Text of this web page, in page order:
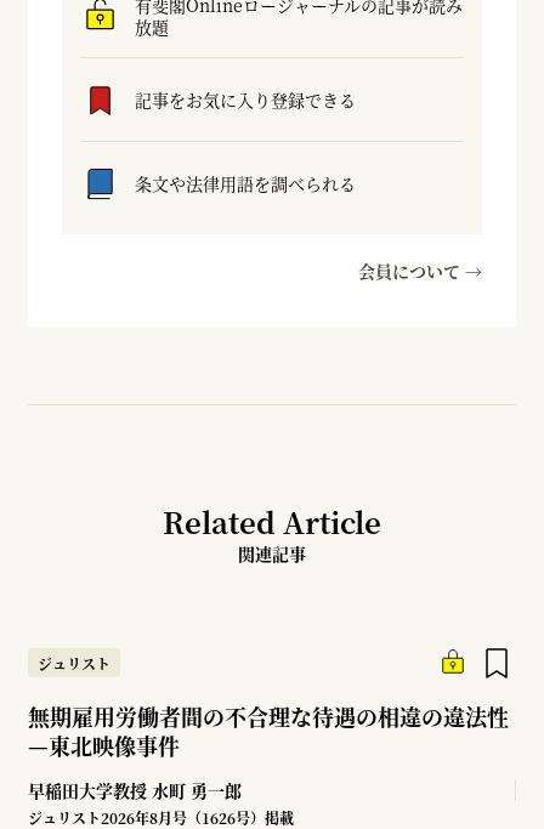
有斐閣Onlineロージャーナルの記事が読み
放題
記事をお気に入り登録できる
条文や法律用語を調べられる
会員について →
Related Article
関連記事
ジュリスト
無期雇用労働者間の不合理な待遇の相違の違法性
—東北映像事件
早稲田大学教授 水町 勇一郎
ジュリスト2026年8月号（1626号）掲載